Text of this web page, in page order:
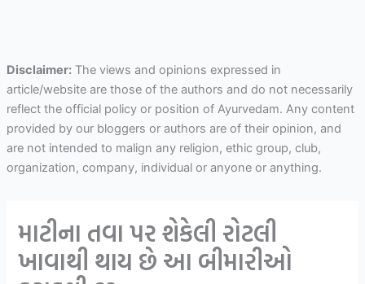
Disclaimer:The views and opinions expressed in
article/website are those of the authors and do not necessarily
reflect the official policy or position of Ayurvedam. Any content
provided by our bloggers or authors are of their opinion, and
are not intended to malign any religion, ethic group, club,
organization, company, individual or anyone or anything.
માટીના તવા પર શેકેલી રોટલી
ખાવાથી થાય છે આ બીમારીઓ